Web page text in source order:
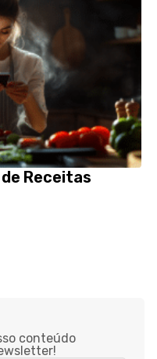
Receitas
conteúdo